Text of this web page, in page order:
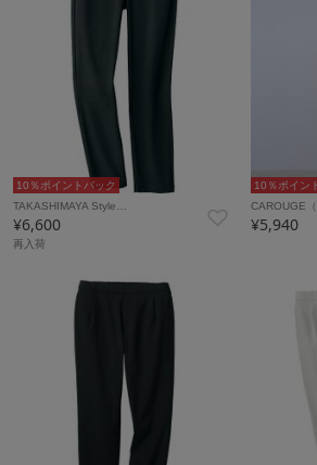
10％ポイントバック
TAKASHIMAYA Style…
¥6,600
再入荷
10％ポイン
CAROUGE（
¥5,940